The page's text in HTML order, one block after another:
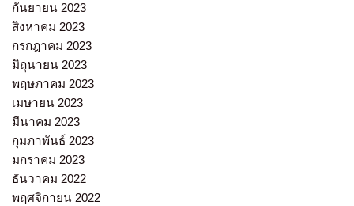
กันยายน 2023
สิงหาคม 2023
กรกฎาคม 2023
มิถุนายน 2023
พฤษภาคม 2023
เมษายน 2023
มีนาคม 2023
กุมภาพันธ์ 2023
มกราคม 2023
ธันวาคม 2022
พฤศจิกายน 2022